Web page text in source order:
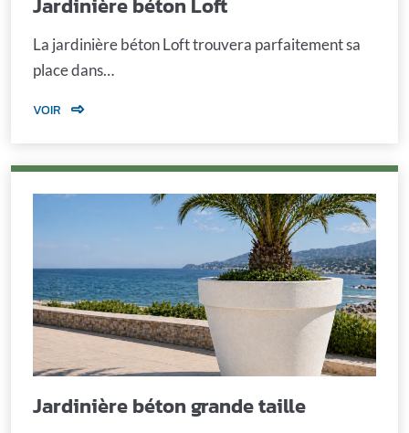
La jardinière béton Loft trouvera parfaitement sa
place dans…
VOIR
Jardinière béton grande taille